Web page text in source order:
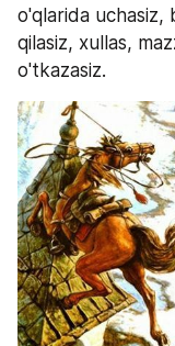
o'qlarida uchasiz,
qilasiz, xullas,
o'tkazasiz.